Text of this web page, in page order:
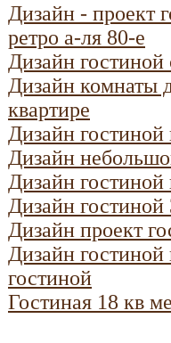
Дизайн - проект
ретро а-ля 80-е
Дизайн
Дизайн комнаты
квартире
Дизайн
Дизайн
Дизайн
Дизайн гостиной
Дизайн проект
Дизайн
гостиной
Гостиная 18 кв